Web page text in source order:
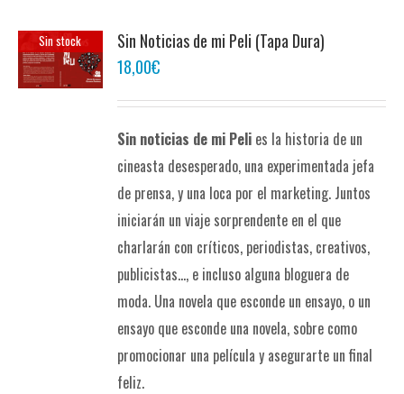
Sin stock
Sin Noticias de mi Peli (Tapa Dura)
18,00€
Sin noticias de mi Peli es la historia de un
cineasta desesperado, una experimentada jefa
de prensa, y una loca por el marketing. Juntos
iniciarán un viaje sorprendente en el que
charlarán con críticos, periodistas, creativos,
publicistas..., e incluso alguna bloguera de
moda. Una novela que esconde un ensayo, o un
ensayo que esconde una novela, sobre como
promocionar una película y asegurarte un final
feliz.